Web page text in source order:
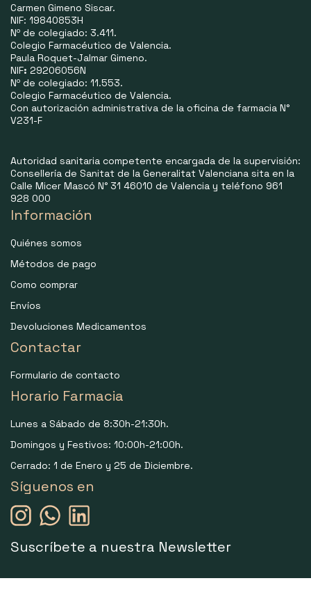
Carmen Gimeno Siscar.
NIF: 19840853H
Nº de colegiado: 3.411.
Colegio Farmacéutico de Valencia.
Paula Roquet-Jalmar Gimeno.
NIF: 29206056N
Nº de colegiado: 11.553.
Colegio Farmacéutico de Valencia.
Con autorización administrativa de la oficina de farmacia N°
V231-F
Autoridad sanitaria competente encargada de la supervisión:
Consellería de Sanitat de la Generalitat Valenciana sita en la
Calle Micer Mascó N° 31 46010 de Valencia y teléfono 961
928 000
Información
Quiénes somos
Métodos de pago
Como comprar
Envíos
Devoluciones Medicamentos
Contactar
Formulario de contacto
Horario Farmacia
Lunes a Sábado de 8:30h-21:30h.
Domingos y Festivos: 10:00h-21:00h.
Cerrado: 1 de Enero y 25 de Diciembre.
Síguenos en
Suscríbete a nuestra Newsletter